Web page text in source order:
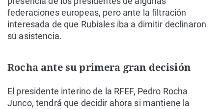
federaciones europeas, pero ante la filtración
interesada de que Rubiales iba a dimitir declinaron
su asistencia.
Rocha ante su primera gran decisión
El presidente interino de la RFEF, Pedro Rocha
Junco, tendrá que decidir ahora si mantiene la